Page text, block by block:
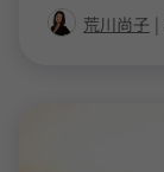
荒川尚子 |